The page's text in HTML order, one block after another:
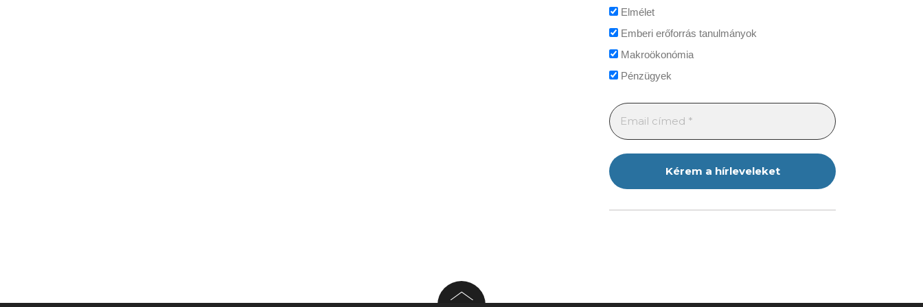
Elmélet
Emberi erőforrás tanulmányok
Makroökonómia
Pénzügyek